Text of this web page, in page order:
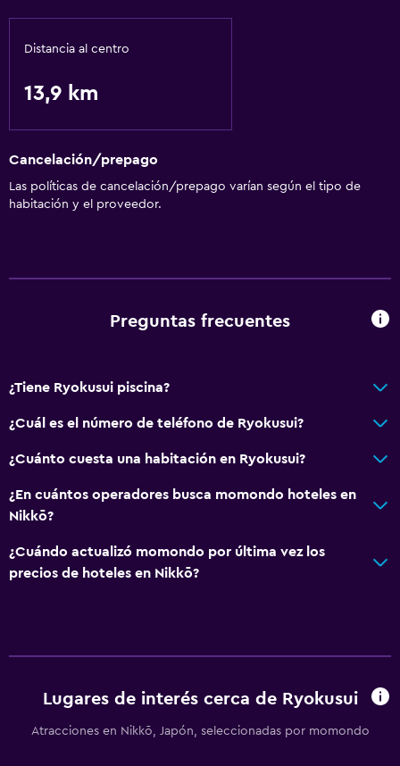
Distancia al centro
13,9 km
Cancelación/prepago
Las políticas de cancelación/prepago varían según el tipo de
habitación y el proveedor.
Preguntas frecuentes
¿Tiene Ryokusui piscina?
¿Cuál es el número de teléfono de Ryokusui?
¿Cuánto cuesta una habitación en Ryokusui?
¿En cuántos operadores busca momondo hoteles en
Nikkō?
¿Cuándo actualizó momondo por última vez los
precios de hoteles en Nikkō?
Lugares de interés cerca de Ryokusui
Atracciones en Nikkō, Japón, seleccionadas por momondo